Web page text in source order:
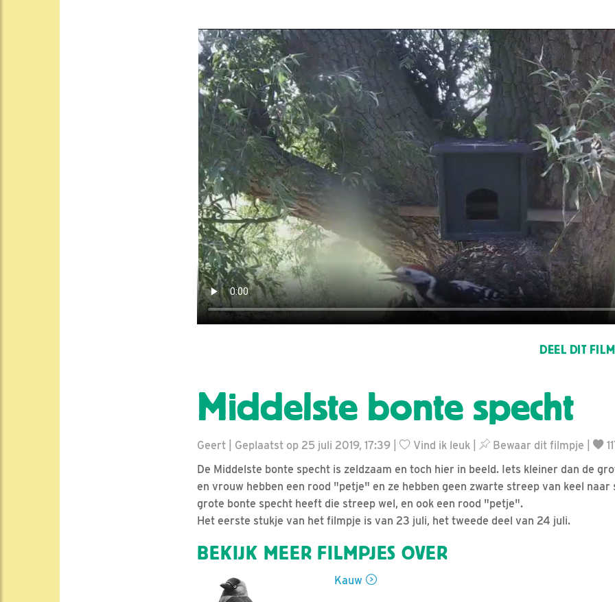
DEEL DIT
Middelste bonte specht
Geert | Geplaatst op 25 juli 2019, 17:39 | Vind ik leuk Bewaar dit filmpje
De Middelste bonte specht is zeldzaam en toch hier in beeld. Iets kleiner dan de
en vrouw hebben een rood "petje" en ze hebben geen zwarte streep van keel naar
grote bonte specht heeft die streep wel, en ook een rood "petje".
Het eerste stukje van het filmpje is van 23 juli, het tweede deel van 24 juli.
BEKIJK MEER FILMPJES OVER
Kauw